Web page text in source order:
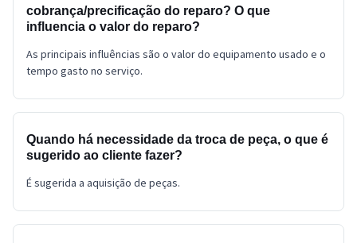
cobrança/precificação do reparo? O que
influencia o valor do reparo?
As principais influências são o valor do equipamento usado e o
tempo gasto no serviço.
Quando há necessidade da troca de peça, o que é
sugerido ao cliente fazer?
É sugerida a aquisição de peças.